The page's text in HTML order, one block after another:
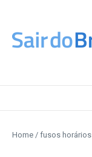
Home / fusos horários